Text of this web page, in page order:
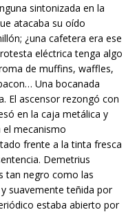
sintonizada en la
atacaba su oído
¿una cafetera era ese
eléctrica tenga algo
de muffins, waffles,
Una bocanada
El ascensor rezongó con
en la caja metálica y
mecanismo
frente a la tinta fresca
Demetrius
tan negro como las
suavemente teñida por
estaba abierto por